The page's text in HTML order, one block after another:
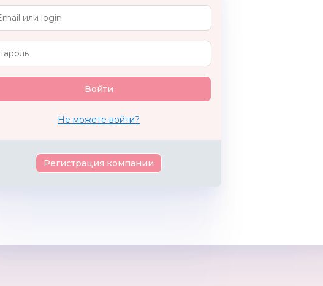
Доктор Динозавров
Россия
BRIO
Не можете войти?
Регистрация компании